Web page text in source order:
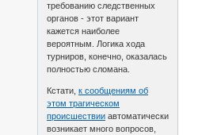
требованию следственных
органов - этот вариант
кажется наиболее
вероятным. Логика хода
турниров, конечно, оказалась
полностью сломана.
Кстати,к сообщениям об
этом трагическом
происшествии автоматически
возникает много вопросов,